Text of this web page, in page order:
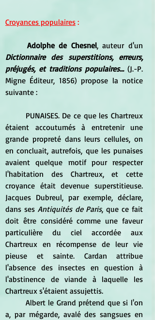
Croyances populaires :
Adolphe de Chesnel
Dictionnaire des superstitions, erreurs,
préjugés, et traditions populaires... (J.-P.
Migne Éditeur, 1856) propose la notice
suivante :
étaient accoutumés à entretenir une
grande propreté dans leurs cellules, on
en concluait, autrefois, que les punaises
avaient quelque motif pour respecter
l'habitation des Chartreux, et cette
croyance était devenue superstitieuse.
Jacques Dubreul, par exemple, déclare,
dans ses Antiquités de Paris, que ce fait
doit être considéré comme une faveur
particulière du ciel accordée aux
Chartreux en récompense de leur vie
pieuse et sainte. Cardan attribue
l'absence des insectes en question à
l'abstinence de viande à laquelle les
Chartreux s'étaient assujettis.
a, par mégarde, avalé des sangsues en